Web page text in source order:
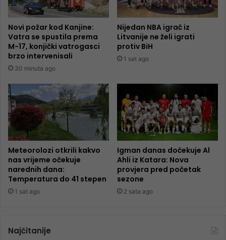
Novi požar kod Kanjine:
Vatra se spustila prema
M-17, konjički vatrogasci
brzo intervenisali
30 minuta ago
Nijedan NBA igrač iz
Litvanije ne želi igrati
protiv BiH
1 sat ago
Meteorolozi otkrili kakvo
nas vrijeme očekuje
narednih dana:
Temperatura do 41 stepen
1 sat ago
Igman danas dočekuje Al
Ahli iz Katara: Nova
provjera pred početak
sezone
2 sata ago
Najčitanije